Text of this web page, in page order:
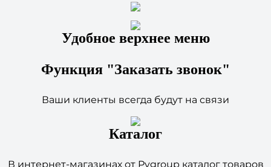
Удобное верхнее меню
Функция "Заказать звонок"
Ваши клиенты всегда будут на связи
Каталог
содержит весь необходимый функционал для